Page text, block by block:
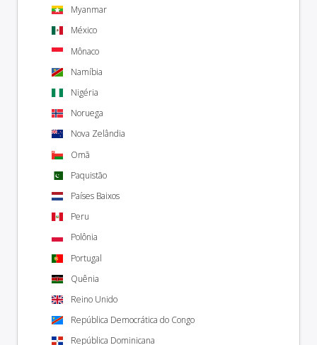
Myanmar
México
Mônaco
Namíbia
Nigéria
Noruega
Nova Zelândia
Omã
Paquistão
Países Baixos
Peru
Polônia
Portugal
Quênia
Reino Unido
República Democrática do Congo
República Dominicana